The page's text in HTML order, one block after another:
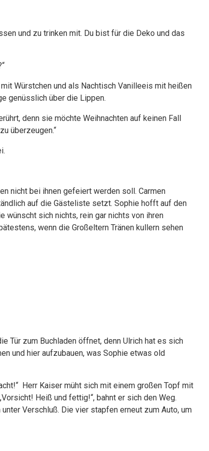
und zu trinken mit. Du bist für die Deko und das
Würstchen und als Nachtisch Vanilleeis mit heißen
genüsslich über die Lippen.
denn sie möchte Weihnachten auf keinen Fall
überzeugen.“
nicht bei ihnen gefeiert werden soll. Carmen
auf die Gästeliste setzt. Sophie hofft auf den
wünscht sich nichts, rein gar nichts von ihren
wenn die Großeltern Tränen kullern sehen
Tür zum Buchladen öffnet, denn Ulrich hat es sich
und hier aufzubauen, was Sophie etwas old
Herr Kaiser müht sich mit einem großen Topf mit
Heiß und fettig!“, bahnt er sich den Weg.
Verschluß. Die vier stapfen erneut zum Auto, um